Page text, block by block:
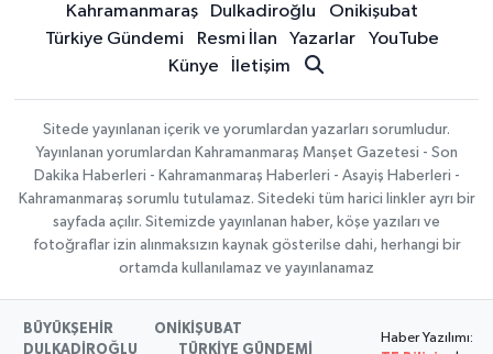
Kahramanmaraş Dulkadiroğlu
Onikişubat
Türkiye Gündemi
Resmi İlan Yazarlar
YouTube
Künye
İletişim
Sitede yayınlanan içerik ve yorumlardan yazarları sorumludur.
Yayınlanan yorumlardan Kahramanmaraş Manşet Gazetesi - Son
Dakika Haberleri - Kahramanmaraş Haberleri - Asayiş Haberleri -
Kahramanmaraş sorumlu tutulamaz. Sitedeki tüm harici linkler ayrı bir
sayfada açılır. Sitemizde yayınlanan haber, köşe yazıları ve
fotoğraflar izin alınmaksızın kaynak gösterilse dahi, herhangi bir
ortamda kullanılamaz ve yayınlanamaz
BÜYÜKŞEHİR
ONİKİŞUBAT
DULKADİROĞLU
TÜRKİYE GÜNDEMİ
Haber Yazılımı: